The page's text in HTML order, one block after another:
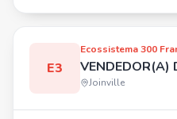
E3
Ecossistema 300
VENDEDOR(A)
Joinville